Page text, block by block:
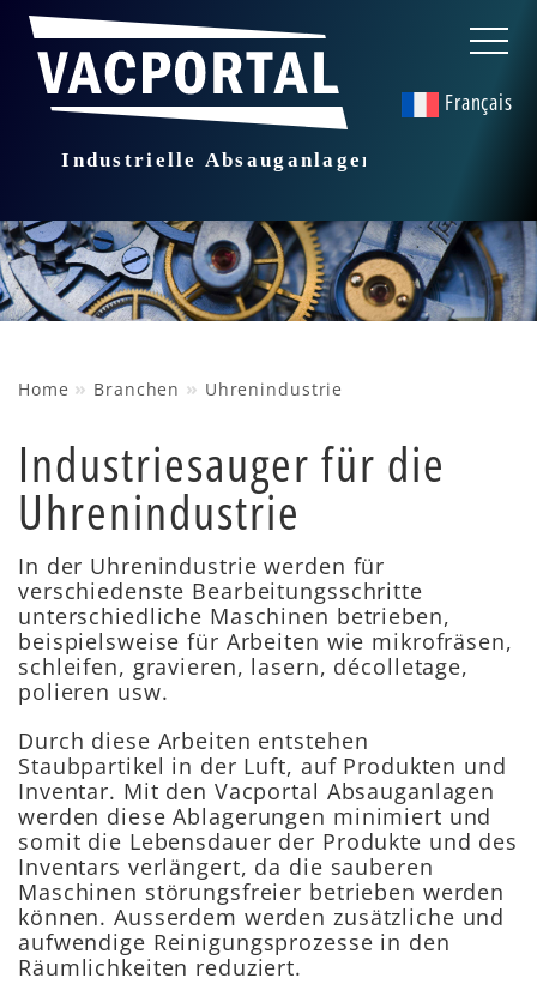
Français
Home » Branchen » Uhrenindustrie
Industriesauger für die
Uhrenindustrie
In der Uhrenindustrie werden für
verschiedenste Bearbeitungsschritte
unterschiedliche Maschinen betrieben,
beispielsweise für Arbeiten wie mikrofräsen,
schleifen, gravieren, lasern, décolletage,
polieren usw.
Durch diese Arbeiten entstehen
Staubpartikel in der Luft, auf Produkten und
Inventar. Mit den Vacportal Absauganlagen
werden diese Ablagerungen minimiert und
somit die Lebensdauer der Produkte und des
Inventars verlängert, da die sauberen
Maschinen störungsfreier betrieben werden
können. Ausserdem werden zusätzliche und
aufwendige Reinigungsprozesse in den
Räumlichkeiten reduziert.